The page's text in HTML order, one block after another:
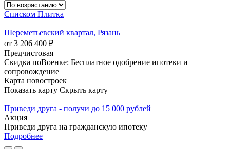
Списком Плитка
Шереметьевский квартал, Рязань
от 3 206 400 ₽
Предчистовая
Скидка поВоенке: Бесплатное одобрение ипотеки и
сопровождение
Карта новостроек
Показать карту Скрыть карту
Приведи друга - получи до 15 000 рублей
Акция
Приведи друга на гражданскую ипотеку
Подробнее